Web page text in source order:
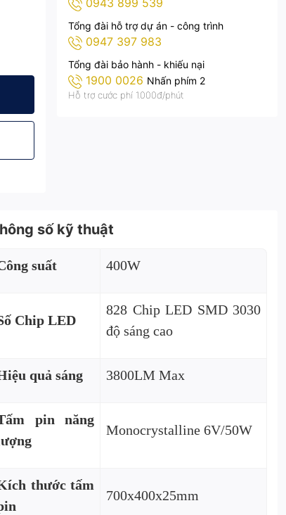
KITAWA - DP11400
400W Bọc Cầu KITAWA - DP11400
0943 899 539
Tổng đài hỗ trợ dự án - công trình
0947 397 983
Tổng đài bảo hành - khiếu nại
1900 0026 Nhấn phím 2
Hỗ trợ cước phí 1.000đ/phút
số kỹ thuật
suất 400W
Chip LED
828 Chip LED SMD 3030
độ sáng cao
quả sáng 3800LM Max
pin năng
Monocrystalline 6V/50W
thước tấm
700x400x25mm